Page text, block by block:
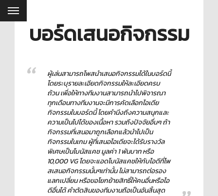
บอร์ดเสนอกิจกรรม
ผู้เล่นสามารถโพสนำเสนอกิจกรรมได้ในบอร์ดนี้
โดยระบุรายละเอียดกิจกรรมให้ละเอียดครบ
ถ้วน เพื่อให้ทางทีมงานสามารถนำไปพิจารณา
ทุกเดือนทางทีมงานจะมีการคัดเลือกไอเดีย
กิจกรรมในบอร์ดนี้ โดยคำนึงถึงความสนุกและ
ความเป็นไปได้ของเนื้อหา รวมถึงปัจจัยอื่นๆ ถ้า
กิจกรรมที่เสนอมาถูกเลือกแล้วนำไปเป็น
กิจกรรมในเกม ผู้ที่เสนอไอเดียจะได้รับรางวัล
พิเศษเป็นโบนัสแคช มูลค่า 1 พันบาท หรือ
10,000 VG โดยจะแอดโบนัสแคชให้กับไอดีที่โพ
สเสนอกิจกรรมนั้นๆเท่านั้น ไม่สามารถต่อรอง
แลกเปลี่ยน หรือขอโยกย้ายสิทธิ์ให้คนอื่นหรือไอ
ดีอื่นได้ คำตัดสินของทีมงานถือเป็นอันสิ้นสุด